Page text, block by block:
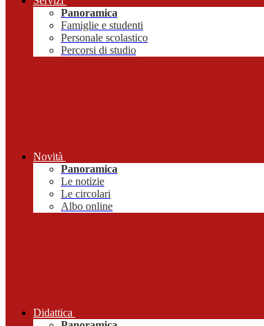
Panoramica
Famiglie e studenti
Personale scolastico
Percorsi di studio
Novità
Panoramica
Le notizie
Le circolari
Albo online
Didattica